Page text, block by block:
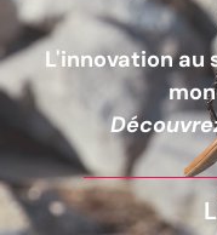
L'innovation au